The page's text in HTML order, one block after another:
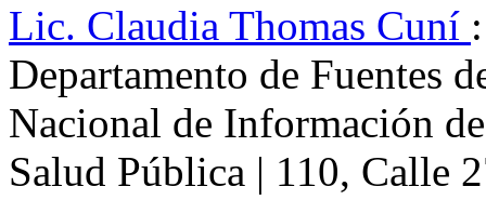
Lic. Claudia Thomas Cuní
Departamento de Fuentes
Nacional de Información
Salud Pública | 110, Calle